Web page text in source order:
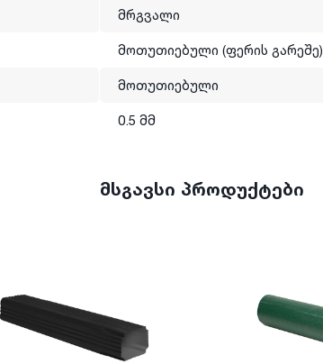
აქსესუარს.
სტანდარტის სერტიფიკატს.
მრგვალი
მოთუთიებული (ფერის გარეშე)
მოთუთიებული
0.5 მმ
მსგავსი პროდუქტები